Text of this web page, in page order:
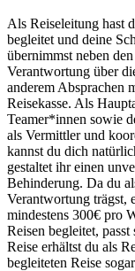
Als Reiseleitung hast
begleitet und deine
übernimmst neben
Verantwortung über
anderem Absprachen
Reisekasse. Als
Teamer*innen sowie
als Vermittler und
kannst du dich
gestaltet ihr einen
Behinderung. Da du
Verantwortung trägst,
mindestens 300€ pro
Reisen begleitet,
Reise erhältst du als
begleiteten Reise